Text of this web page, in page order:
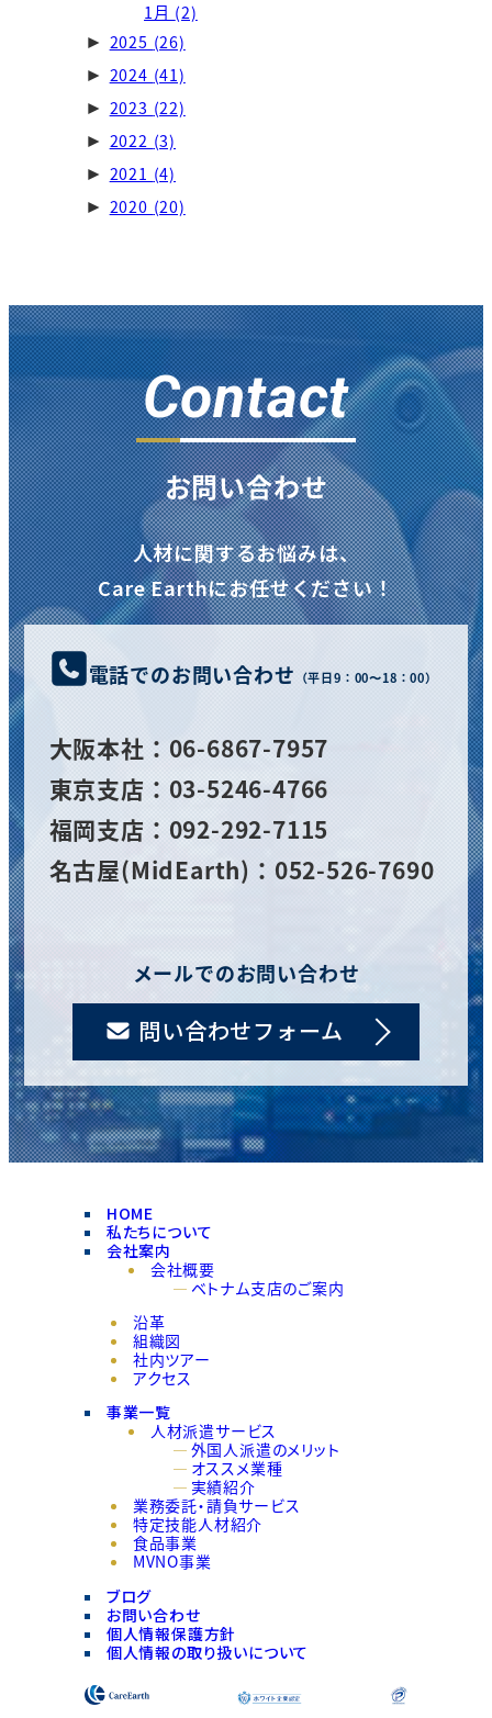
1月 (2)
► 2025 (26)
► 2024 (41)
► 2023 (22)
► 2022 (3)
► 2021 (4)
► 2020 (20)
Contact
お問い合わせ
人材に関するお悩みは、
Care Earthにお任せください！
電話でのお問い合わせ （平日9：00〜18：00）
大阪本社 ：06-6867-7957
東京支店：03-5246-4766
福岡支店：092-292-7115
名古屋(MidEarth)：052-526-7690
メールでのお問い合わせ
問い合わせフォーム
HOME
私たちについて
会社案内
会社概要
ベトナム支店のご案内
沿革
組織図
社内ツアー
アクセス
事業一覧
人材派遣サービス
外国人派遣のメリット
オススメ業種
実績紹介
業務委託・請負サービス
特定技能人材紹介
食品事業
MVNO事業
ブログ
お問い合わせ
個人情報保護方針
個人情報の取り扱いについて